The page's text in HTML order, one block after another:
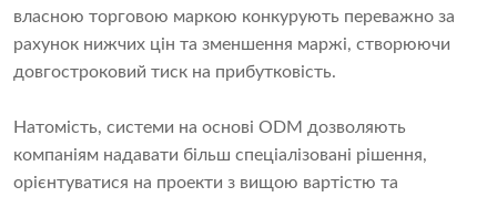
власною торговою маркою конкурують переважно за
рахунок нижчих цін та зменшення маржі, створюючи
довгостроковий тиск на прибутковість.
Натомість, системи на основі ODM дозволяють
компаніям надавати більш спеціалізовані рішення,
орієнтуватися на проекти з вищою вартістю та